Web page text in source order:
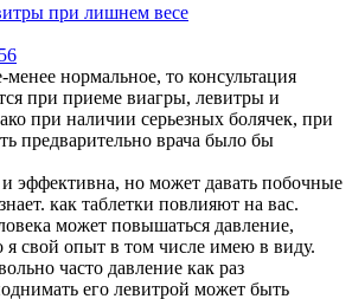
при лишнем весе
менее нормальное, то консультация
при приеме виагры, левитры и
при наличии серьезных болячек, при
предварительно врача было бы
и эффективна, но может давать побочные
как таблетки повлияют на вас.
может повышаться давление,
я свой опыт в том числе имею в виду.
часто давление как раз
его левитрой может быть